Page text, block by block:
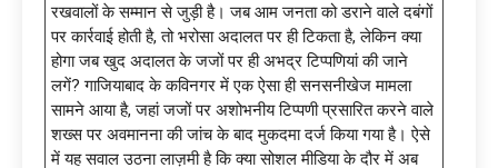
रखवालों के सम्मान से जुड़ी है। जब आम जनता को डराने वाले दबंगों
पर कार्रवाई होती है, तो भरोसा अदालत पर ही टिकता है, लेकिन क्या
होगा जब खुद अदालत के जजों पर ही अभद्र टिप्पणियां की जाने
लगें? गाजियाबाद के कविनगर में एक ऐसा ही सनसनीखेज मामला
सामने आया है, जहां जजों पर अशोभनीय टिप्पणी प्रसारित करने वाले
शख्स पर अवमानना की जांच के बाद मुकदमा दर्ज किया गया है। ऐसे
में यह सवाल उठना लाज़मी है कि क्या सोशल मीडिया के दौर में अब